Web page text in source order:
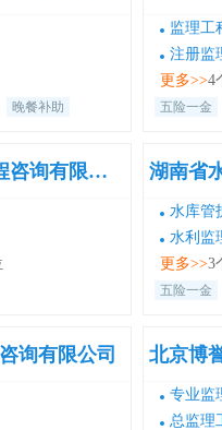
系统解决方案。 国信监理
团是全国首批、广东省首家
，同时还拥有水运工程监理
、造价咨询甲级资质（工
认证资质）、公路工程监
理丙级资质、工程建设招标
程建设项目审计资质、互联
安全服务能力评定资质、广
级、建筑施工安全生产许可
团紧跟党和国家新时代新征
，出色地完成了1000多项、
程建设项目，在国家石化、
要领域及地方基础设施建设
晚餐补助
监理工
注册监
更多>>4
五险一金
浙江衢州万通工程咨询有限公司
水库管
水利监
更多>>3
五险一金
询有限公司
专业监
总监理